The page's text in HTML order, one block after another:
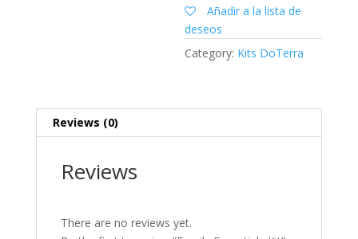
Añadir a la lista de
deseos
Category: Kits DoTerra
Reviews (0)
Reviews
There are no reviews yet.